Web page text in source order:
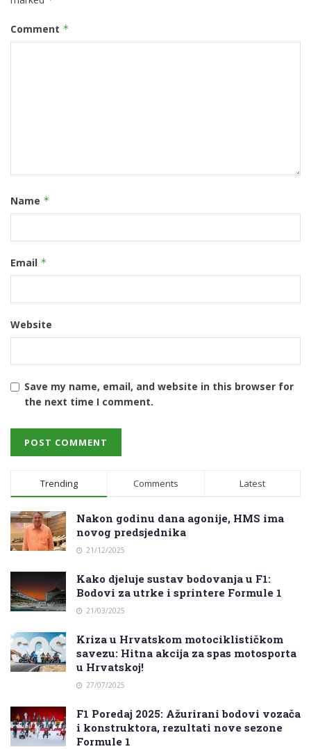
Comment *
Name *
Email *
Website
Save my name, email, and website in this browser for
the next time I comment.
Trending Comments Latest
Nakon godinu dana agonije, HMS ima
novog predsjednika
21/12/2025
Kako djeluje sustav bodovanja u F1:
Bodovi za utrke i sprintere Formule 1
21/03/2025
Kriza u Hrvatskom motociklističkom
savezu: Hitna akcija za spas motosporta
u Hrvatskoj!
27/07/2025
F1 Poredaj 2025: Ažurirani bodovi vozača
i konstruktora, rezultati nove sezone
Formule 1